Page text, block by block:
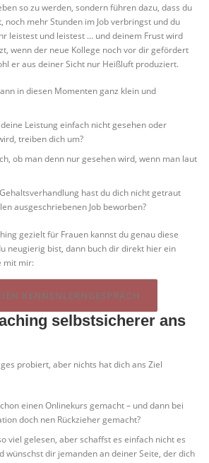
so zu werden, sondern führen dazu, dass du
noch mehr Stunden im Job verbringst und du
leistest und leistest … und deinem Frust wird
wenn der neue Kollege noch vor dir gefördert
er aus deiner Sicht nur Heißluft produziert.
in diesen Momenten ganz klein und
Leistung einfach nicht gesehen oder
treiben dich um?
ob man denn nur gesehen wird, wenn man laut
hast du dich nicht getraut
ausgeschriebenen Job beworben?
gezielt für Frauen kannst du genau diese
neugierig bist, dann buch dir direkt hier ein
mit mir:
KENNENLERNGESPRÄCH
selbstsicherer ans
probiert, aber nichts hat dich ans Ziel
einen Onlinekurs gemacht – und dann bei
doch nen Rückzieher gemacht?
viel gelesen, aber schaffst es einfach nicht es
wünschst dir jemanden an deiner Seite, der dich